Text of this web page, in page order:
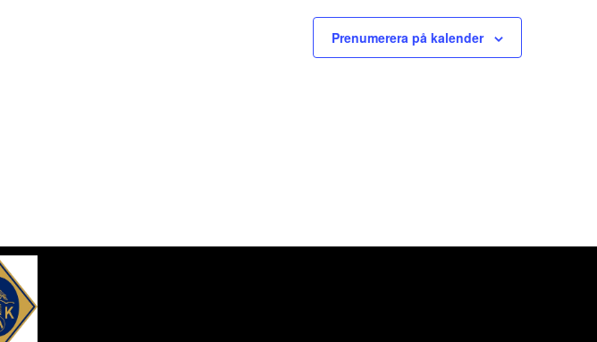
Prenumerera på kalender